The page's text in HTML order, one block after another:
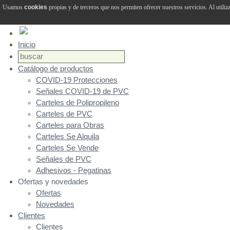
Inicio
Catálogo de productos
COVID-19 Protecciones
Señales COVID-19 de PVC
Carteles de Polipropileno
Carteles de PVC
Carteles para Obras
Carteles Se Alquila
Carteles Se Vende
Señales de PVC
Adhesivos - Pegatinas
Ofertas y novedades
Ofertas
Novedades
Clientes
Clientes
Usamos cookies propias y de terceros que nos permiten ofrecer nuestros servicios. Al